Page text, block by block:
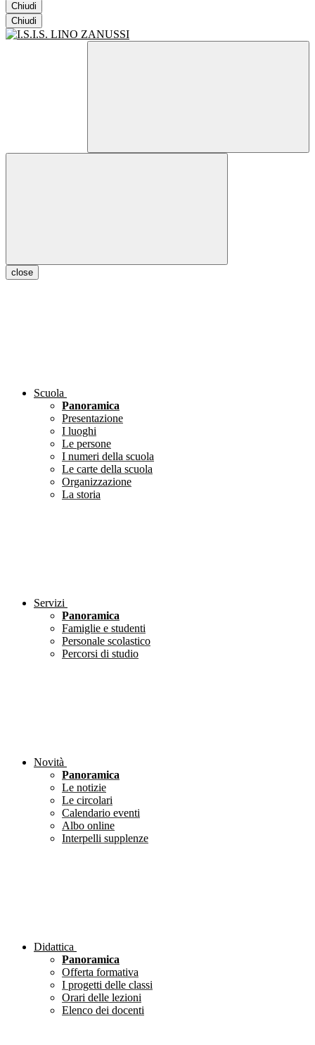
Chiudi
Chiudi
close
Scuola
Panoramica
Presentazione
I luoghi
Le persone
I numeri della scuola
Le carte della scuola
Organizzazione
La storia
Servizi
Panoramica
Famiglie e studenti
Personale scolastico
Percorsi di studio
Novità
Panoramica
Le notizie
Le circolari
Calendario eventi
Albo online
Interpelli supplenze
Didattica
Panoramica
Offerta formativa
I progetti delle classi
Orari delle lezioni
Elenco dei docenti